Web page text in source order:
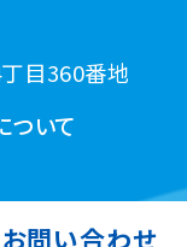
目360番地
ついて
お問い合わせ